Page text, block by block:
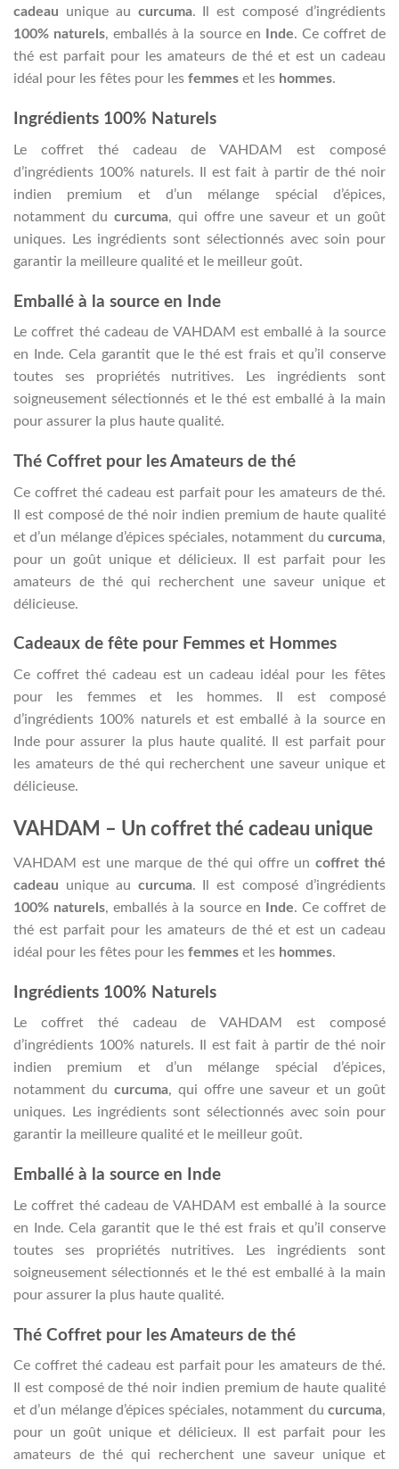
cadeau unique au curcuma. Il est composé d’ingrédients
100% naturels, emballés à la source en Inde. Ce coffret de
thé est parfait pour les amateurs de thé et est un cadeau
idéal pour les fêtes pour les femmes et les hommes.
Ingrédients 100% Naturels
Le coffret thé cadeau de VAHDAM est composé
d’ingrédients 100% naturels. Il est fait à partir de thé noir
indien premium et d’un mélange spécial d’épices,
notamment du curcuma, qui offre une saveur et un goût
uniques. Les ingrédients sont sélectionnés avec soin pour
garantir la meilleure qualité et le meilleur goût.
Emballé à la source en Inde
Le coffret thé cadeau de VAHDAM est emballé à la source
en Inde. Cela garantit que le thé est frais et qu’il conserve
toutes ses propriétés nutritives. Les ingrédients sont
soigneusement sélectionnés et le thé est emballé à la main
pour assurer la plus haute qualité.
Thé Coffret pour les Amateurs de thé
Ce coffret thé cadeau est parfait pour les amateurs de thé.
Il est composé de thé noir indien premium de haute qualité
et d’un mélange d’épices spéciales, notamment du curcuma,
pour un goût unique et délicieux. Il est parfait pour les
amateurs de thé qui recherchent une saveur unique et
délicieuse.
Cadeaux de fête pour Femmes et Hommes
Ce coffret thé cadeau est un cadeau idéal pour les fêtes
pour les femmes et les hommes. Il est composé
d’ingrédients 100% naturels et est emballé à la source en
Inde pour assurer la plus haute qualité. Il est parfait pour
les amateurs de thé qui recherchent une saveur unique et
délicieuse.
VAHDAM – Un coffret thé cadeau unique
VAHDAM est une marque de thé qui offre un coffret thé
cadeau unique au curcuma. Il est composé d’ingrédients
100% naturels, emballés à la source en Inde. Ce coffret de
thé est parfait pour les amateurs de thé et est un cadeau
idéal pour les fêtes pour les femmes et les hommes.
Ingrédients 100% Naturels
Le coffret thé cadeau de VAHDAM est composé
d’ingrédients 100% naturels. Il est fait à partir de thé noir
indien premium et d’un mélange spécial d’épices,
notamment du curcuma, qui offre une saveur et un goût
uniques. Les ingrédients sont sélectionnés avec soin pour
garantir la meilleure qualité et le meilleur goût.
Emballé à la source en Inde
Le coffret thé cadeau de VAHDAM est emballé à la source
en Inde. Cela garantit que le thé est frais et qu’il conserve
toutes ses propriétés nutritives. Les ingrédients sont
soigneusement sélectionnés et le thé est emballé à la main
pour assurer la plus haute qualité.
Thé Coffret pour les Amateurs de thé
Ce coffret thé cadeau est parfait pour les amateurs de thé.
Il est composé de thé noir indien premium de haute qualité
et d’un mélange d’épices spéciales, notamment du curcuma,
pour un goût unique et délicieux. Il est parfait pour les
amateurs de thé qui recherchent une saveur unique et